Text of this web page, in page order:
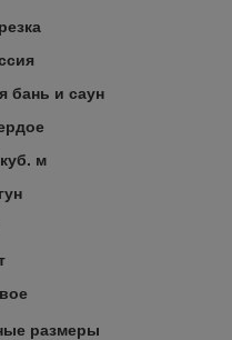
бань и саун
м
размеры